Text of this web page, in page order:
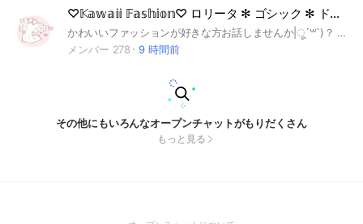
♡𝕂𝕒𝕨𝕒𝕚𝕚 𝔽𝕒𝕤𝕙𝕚𝕠𝕟♡ ロリータ ✻ ゴシック ✻ ドーリー ✻ 量産系 ✻ 地雷系
かわいいファッションが好きな方お話しませんか|ू´꒳`)？ ロリータ(ロリィタ) ✻ ゴシック ✻ ドーリー ✻ 量産系 ✻ 地雷系 新作やSALE情報、コーデの相談、こんなの欲しいな等お洋服の話ならなんでもOK(｡˃ ᵕ ˂ ) まだかわいいお洋服持ってないけど着てみたいっ！って方もWelcomeです♡ 今はロリィタ好きさんが比較的多く参加しています🎀 ⚠はじめましての方はノート必読です · · • • • ✤ • • • · ·· · • • • ✤ • • • · ·· · • • • ✤ • • • · · #ファッション #ロリィタ #ロリータ #ゴシック #ゴスロリ #ドーリー #量産系 #地雷系 #お洋服 #洋服 #かわいい #Kawaii #Fashion #fashion #ガーリー
メンバー 278
9 時間前
その他にもいろんなオープンチャットがもりだくさん
もっと見る